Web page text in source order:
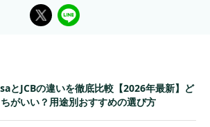
とJCBの違いを徹底比較【2026年最新】ど
がいい？用途別おすすめの選び方